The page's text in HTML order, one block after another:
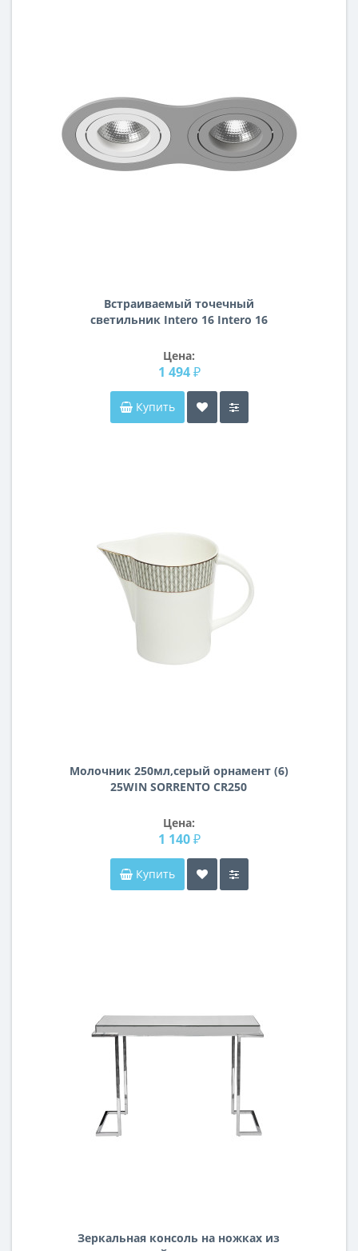
Встраиваемый точечный
светильник Intero 16 Intero 16
Цена:
1 494 ₽
Купить
Молочник 250мл,серый орнамент (6)
25WIN SORRENTO CR250
Цена:
1 140 ₽
Купить
Зеркальная консоль на ножках из